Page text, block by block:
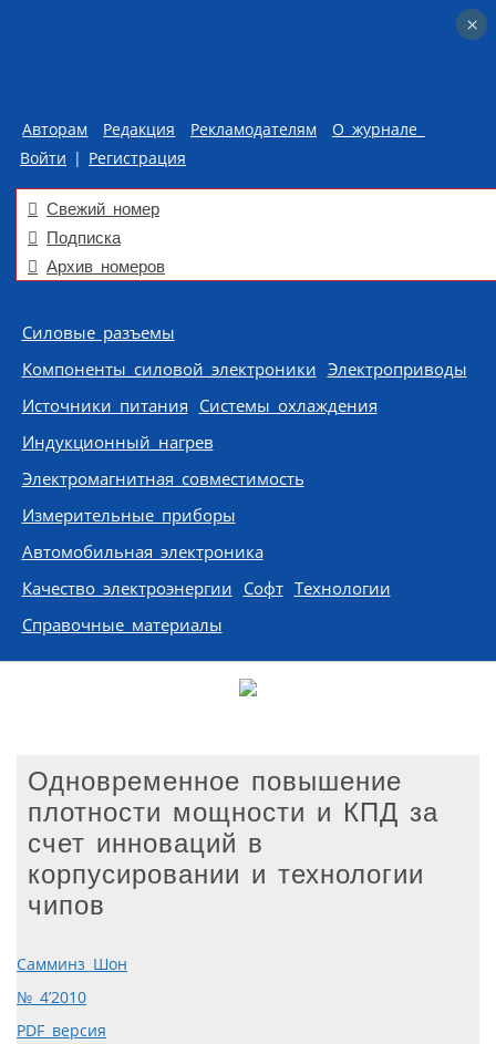
Авторам Редакция Рекламодателям
О журнале
Войти | Регистрация
Свежий номер
Подписка
Архив номеров
Skip to content
Силовые разъемы
Компоненты силовой электроники Электроприводы
Источники питания Системы охлаждения
Индукционный нагрев
Электромагнитная совместимость
Измерительные приборы
Автомобильная электроника
Качество электроэнергии Софт Технологии
Справочные материалы
Одновременное повышение
плотности мощности и КПД за
счет инноваций в
корпусировании и технологии
чипов
Самминз Шон
№ 4’2010
PDF версия
×
×